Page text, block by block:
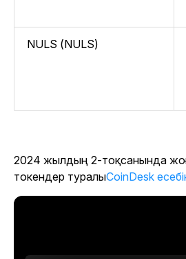
NULS (NULS)
2024 жылдың 2-тоқсанында
токендер туралыCoinDesk